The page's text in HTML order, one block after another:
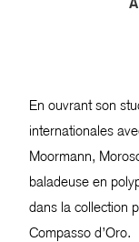
En ouvrant son
internationales
Moormann,
baladeuse en
dans la collection
Compasso d’Oro.